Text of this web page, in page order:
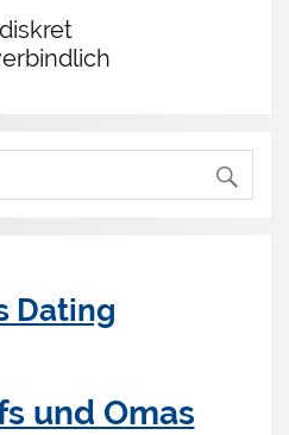
Dating
und Omas